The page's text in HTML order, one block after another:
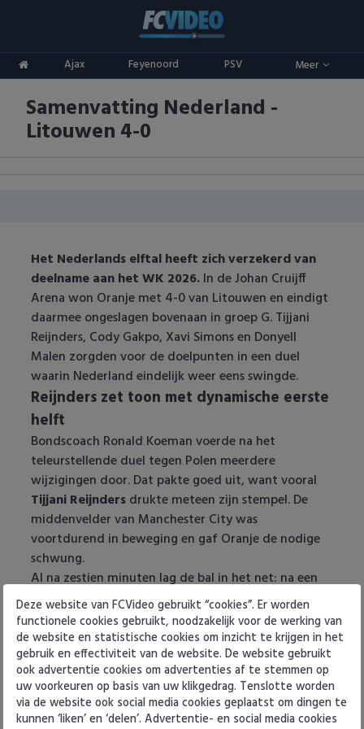
Ajax Feyenoord PSV Meer
ADO Den Haag
Ajax
FC Twente
FC Utrecht
Feyenoord
Heracles Almelo
NAC Breda
PEC Zwolle
PSV
Roda JC
SC Heerenveen
Sparta
Vitesse
VVV Venlo
Competities
Eredivisie
Vrouwenvoetbal
Champions League
Europa League
Conference League
Oranje
Samenvatting Nederland -
Litouwen 4-0
Het Nederlands elftal heeft zich verzekerd van
deelname aan het WK 2026.In de Johan Cruijff
Arena won Oranje met 4-0 van Litouwen en eindigt
daarmee ongeslagen bovenaan in groep G. Tijjani
Reijnders, Cody Gakpo, Xavi Simons en Donyell
Malen zorgden voor de doelpunten in een duel
waarin Nederland eindelijk weer eens swingde.
Reijnders zet toon met dynamische eerste
helft
Bondscoach Ronald Koeman voerde na het
teleurstellende duel tegen Polen meerdere
wijzigingen door. Dat pakte goed uit, want vooral
Tijjani Reijndersdrukte meteen zijn stempel. De
middenvelder van Manchester City was
voortdurend in beweging en gaf Oranje de nodige
schwung.
Al na zestien minuten lag de bal in het net: na een
vroege balverovering van Frenkie de Jong schoot
Reijnders schitterend raak in de bovenhoek. Even
later was hij opnieuw dichtbij, maar dit keer raakte
hij de paal.
Van Dijk breekt aanvoerdersrecord
Virgil van Dijkschreef eveneens geschiedenis: hij
droeg voor de 72ste keer de aanvoerdersband en is
Deze website van FCVideo gebruikt “cookies”. Er worden
functionele cookies gebruikt, noodzakelijk voor de werking van
de website en statistische cookies om inzicht te krijgen in het
gebruik en effectiviteit van de website. De website gebruikt
ook advertentie cookies om advertenties af te stemmen op
uw voorkeuren op basis van uw klikgedrag. Tenslotte worden
via de website ook social media cookies geplaatst om dingen te
kunnen ‘liken’ en ‘delen’. Advertentie- en social media cookies